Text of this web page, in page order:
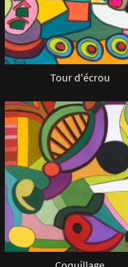
Tour d'écrou